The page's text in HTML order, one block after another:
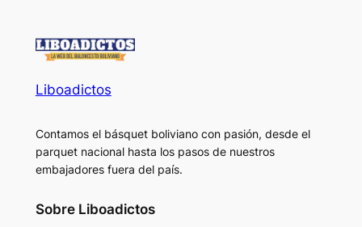
Liboadictos
Contamos el básquet boliviano con pasión, desde el
parquet nacional hasta los pasos de nuestros
embajadores fuera del país.
Sobre Liboadictos